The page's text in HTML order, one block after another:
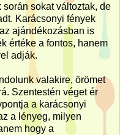
sokat változtak, de
Karácsonyi fények
ajándékozásban is
értéke a fontos, hanem
adják.
valakire, örömet
Szentestén véget ér
a karácsonyi
a lényeg, milyen
hogy a